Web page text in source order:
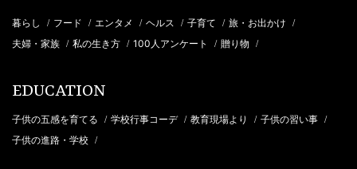
暮らし / フード / エンタメ / ヘルス / 子育て / 旅・お出かけ /
夫婦・家族 / 私の生き方 / 100人アンケート / 贈り物 /
EDUCATION
子供の五感を育てる / 学校行事コーデ / 教育現場より / 子供の習い事 /
子供の進路・学校 /